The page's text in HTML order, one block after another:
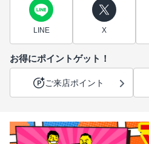
LINE X
お得にポイントゲット！
ご来店ポイント